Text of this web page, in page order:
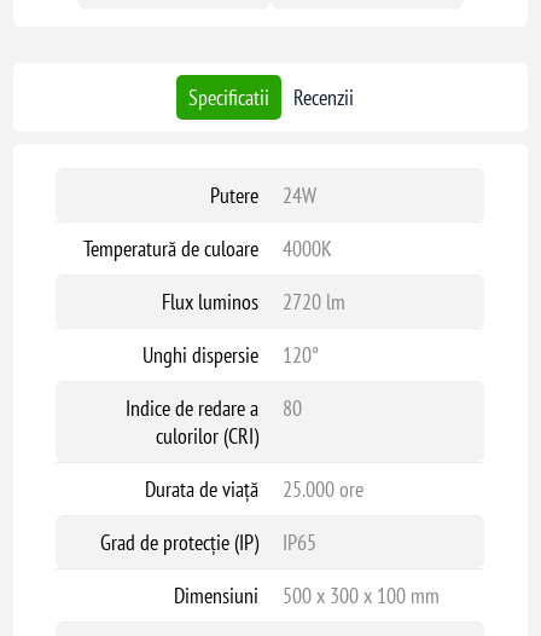
Instalare ușoară și design modern, potrivit pentru diverse medii
Specificatii Recenzii
Putere
24W
Temperatură de culoare
4000K
Flux luminos
2720 lm
Unghi dispersie
120°
Indice de redare a
culorilor (CRI)
80
Durata de viață
25.000 ore
Grad de protecție (IP)
IP65
Dimensiuni
500 x 300 x 100 mm